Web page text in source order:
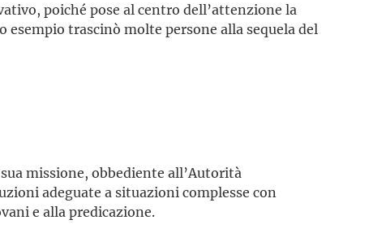
poiché pose al centro dell’attenzione la
esempio trascinò molte persone alla sequela del
missione, obbediente all’Autorità
adeguate a situazioni complesse con
e alla predicazione.